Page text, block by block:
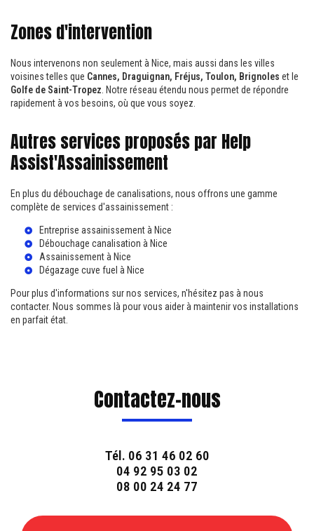
Zones d'intervention
Nous intervenons non seulement à Nice, mais aussi dans les villes
voisines telles que Cannes, Draguignan, Fréjus, Toulon, Brignoles et le
Golfe de Saint-Tropez . Notre réseau étendu nous permet de répondre
rapidement à vos besoins, où que vous soyez.
Autres services proposés par Help
Assist'Assainissement
En plus du débouchage de canalisations, nous offrons une gamme
complète de services d'assainissement :
Entreprise assainissement à Nice
Débouchage canalisation à Nice
Assainissement à Nice
Dégazage cuve fuel à Nice
Pour plus d'informations sur nos services, n'hésitez pas à nous
contacter. Nous sommes là pour vous aider à maintenir vos installations
en parfait état.
Contactez-nous
Tél. 06 31 46 02 60
04 92 95 03 02
08 00 24 24 77